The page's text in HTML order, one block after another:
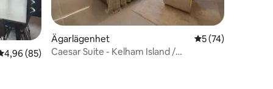
av 5 i genomsnittligt betyg, 85 omdömen
4,96 (85)
Ägarlägenhet 5 av 5 i
5 (74)
Caesar Suite - Kelham Island /